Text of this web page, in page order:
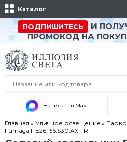
Каталог
ПОДПИШИТЕСЬ
И
ПРОМОКОД НА
Написать в Max
Главная » Уличное освещение »
Fumagalli E26.156.S30.AXF1R